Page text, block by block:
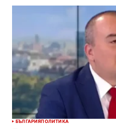
БЪЛГАРИЯПОЛИТИКА